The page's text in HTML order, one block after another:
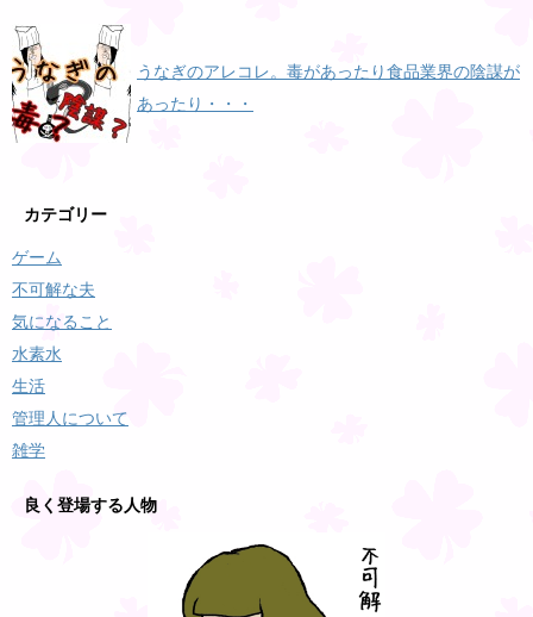
うなぎのアレコレ。毒があったり食品業界の陰謀が
あったり・・・
カテゴリー
ゲーム
不可解な夫
気になること
水素水
生活
管理人について
雑学
良く登場する人物